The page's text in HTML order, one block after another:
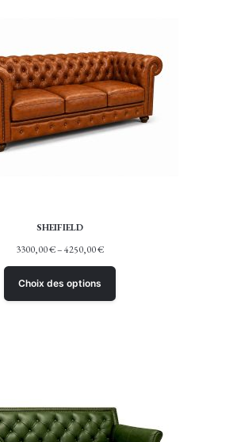
SHEIFIELD
3300,00€–4250,00€
Choix des options